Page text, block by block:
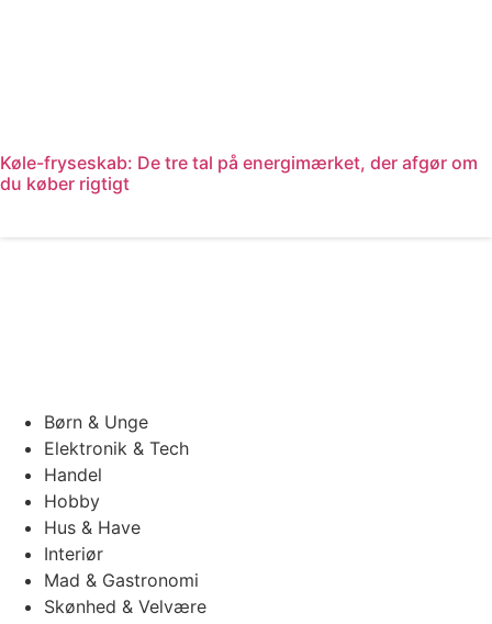
Køle-fryseskab: De tre tal på energimærket, der afgør om
du køber rigtigt
Børn & Unge
Elektronik & Tech
Handel
Hobby
Hus & Have
Interiør
Mad & Gastronomi
Skønhed & Velvære